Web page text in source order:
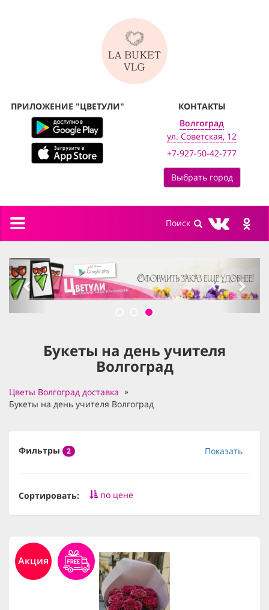
ПРИЛОЖЕНИЕ "ЦВЕТУЛИ"
КОНТАКТЫ
Волгоград
ул. Советская, 12
+7-927-50-42-777
Выбрать город
Toggle
previous
Букеты на день учителя
Волгоград
Цветы Волгоград доставка
Букеты на день учителя Волгоград
Фильтры 2 Показать
Сортировать: по цене
Акция